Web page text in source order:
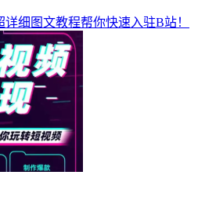
细图文教程帮你快速入驻B站！